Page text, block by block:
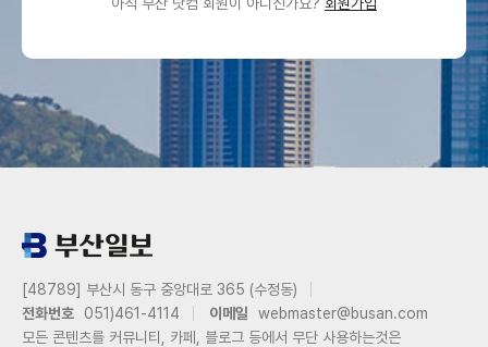
[48789] 부산시 동구 중앙대로 365 (수정동)
전화번호
051)461-4114 이메일
webmaster@busan.com
모든 콘텐츠를 커뮤니티, 카페, 블로그 등에서 무단 사용하는것은